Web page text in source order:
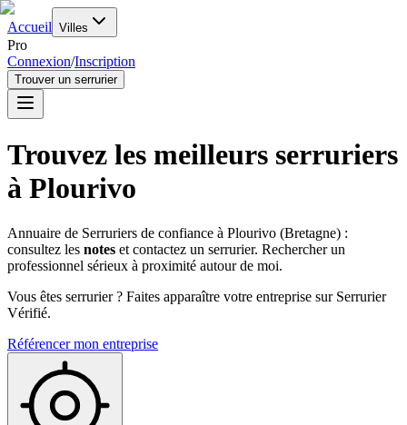
Accueil Villes
Pro
Connexion/Inscription
Trouver un serrurier
Trouvez les meilleurs serruriers
à Plourivo
Annuaire de Serruriers de confiance à Plourivo (Bretagne) :
consultez les notes et contactez un serrurier. Rechercher un
professionnel sérieux à proximité autour de moi.
Vous êtes serrurier ? Faites apparaître votre entreprise sur Serrurier
Vérifié.
Référencer mon entreprise